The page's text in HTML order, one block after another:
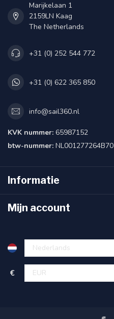
Marijkelaan 1
2159LN Kaag
The Netherlands
+31 (0) 252 544 772
+31 (0) 622 365 850
info@sail360.nl
KVK nummer: 65987152
btw-nummer: NL001277264B70
Informatie
Mijn account
€